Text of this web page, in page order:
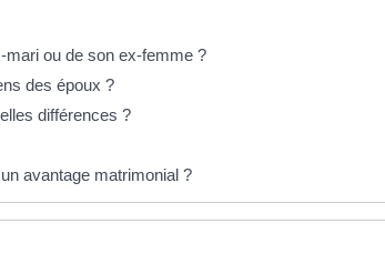
mari ou de son ex-femme ?
des époux ?
différences ?
avantage matrimonial ?